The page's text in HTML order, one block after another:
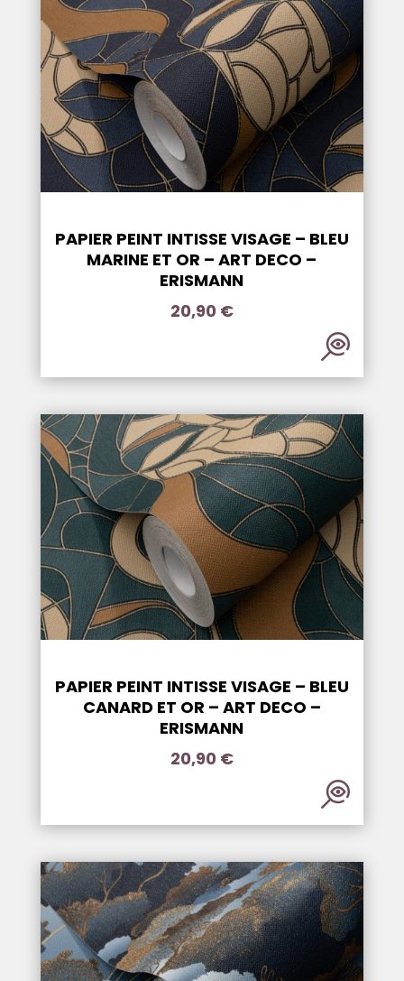
PAPIER PEINT INTISSE VISAGE – BLEU
MARINE ET OR – ART DECO –
ERISMANN
20,90 €
PAPIER PEINT INTISSE VISAGE – BLEU
CANARD ET OR – ART DECO –
ERISMANN
20,90 €